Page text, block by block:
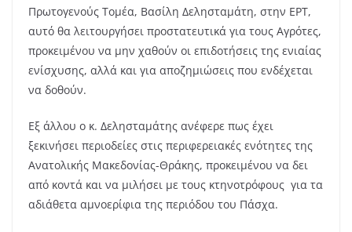
Πρωτογενούς Τομέα, Βασίλη Δελησταμάτη, στην ΕΡΤ,
αυτό θα λειτουργήσει προστατευτικά για τους Αγρότες,
προκειμένου να μην χαθούν οι επιδοτήσεις της ενιαίας
ενίσχυσης, αλλά και για αποζημιώσεις που ενδέχεται
να δοθούν.
Εξ άλλου ο κ. Δελησταμάτης ανέφερε πως έχει
ξεκινήσει περιοδείες στις περιφερειακές ενότητες της
Ανατολικής Μακεδονίας-Θράκης, προκειμένου να δει
από κοντά και να μιλήσει με τους κτηνοτρόφους για τα
αδιάθετα αμνοερίφια της περιόδου του Πάσχα.